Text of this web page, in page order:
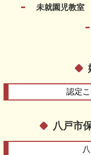
未就園児教室
認定
八戸市